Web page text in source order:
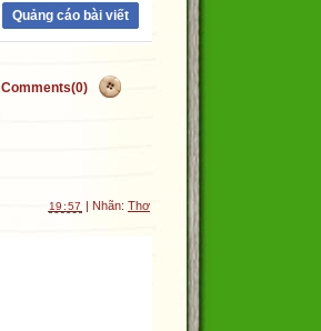
Quảng cáo bài viết
Comments(0)
19:57 | Nhãn: Thơ